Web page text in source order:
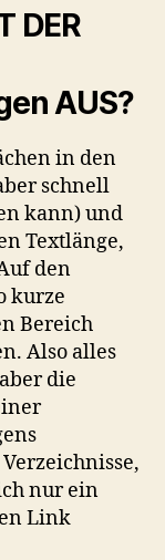
DER
AUS?
in den
schnell
kann) und
Textlänge,
den
kurze
Bereich
Also alles
die
nur ein
Link